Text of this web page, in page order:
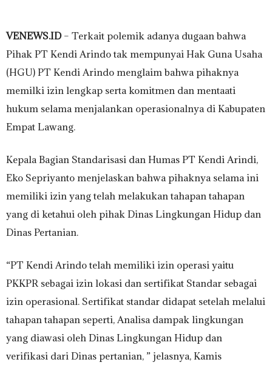
VENEWS.ID– Terkait polemik adanya dugaan bahwa
Pihak PT Kendi Arindo tak mempunyai Hak Guna Usaha
(HGU) PT Kendi Arindo menglaim bahwa pihaknya
memilki izin lengkap serta komitmen dan mentaati
hukum selama menjalankan operasionalnya di Kabupaten
Empat Lawang.
Kepala Bagian Standarisasi dan Humas PT Kendi Arindi,
Eko Sepriyanto menjelaskan bahwa pihaknya selama ini
memiliki izin yang telah melakukan tahapan tahapan
yang di ketahui oleh pihak Dinas Lingkungan Hidup dan
Dinas Pertanian.
“PT Kendi Arindo telah memiliki izin operasi yaitu
PKKPR sebagai izin lokasi dan sertifikat Standar sebagai
izin operasional. Sertifikat standar didapat setelah melalui
tahapan tahapan seperti, Analisa dampak lingkungan
yang diawasi oleh Dinas Lingkungan Hidup dan
verifikasi dari Dinas pertanian, ” jelasnya, Kamis